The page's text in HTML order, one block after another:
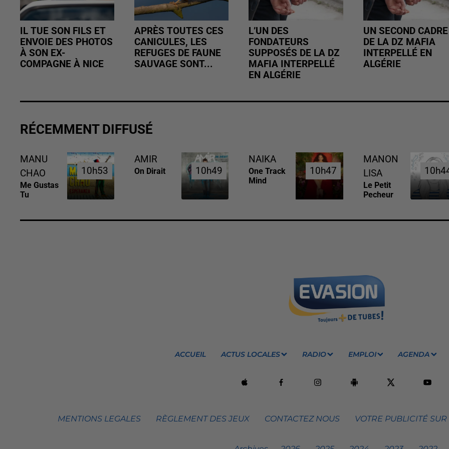
IL TUE SON FILS ET
ENVOIE DES PHOTOS
À SON EX-
COMPAGNE À NICE
APRÈS TOUTES CES
CANICULES, LES
REFUGES DE FAUNE
SAUVAGE SONT...
L’UN DES
FONDATEURS
SUPPOSÉS DE LA DZ
MAFIA INTERPELLÉ
EN ALGÉRIE
UN SECOND CADRE
DE LA DZ MAFIA
INTERPELLÉ EN
ALGÉRIE
RÉCEMMENT DIFFUSÉ
MANU
CHAO
Me Gustas
Tu
10h53
10h53
AMIR
On Dirait 10h49
10h49
NAIKA
One Track
Mind
10h47
10h47
MANON
LISA
Le Petit
Pecheur
ACCUEIL ACTUS LOCALES RADIO EMPLOI AGENDA
MENTIONS LEGALES RÈGLEMENT DES JEUX CONTACTEZ NOUS VOTRE PUBLICITÉ